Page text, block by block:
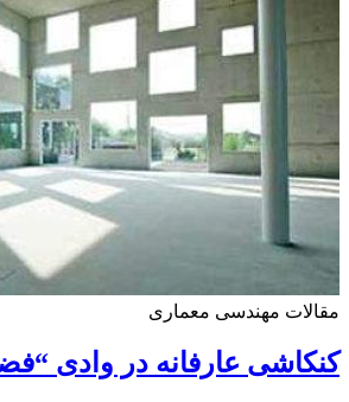
مهندسی معماری
عارفانه در وادی “فضا”